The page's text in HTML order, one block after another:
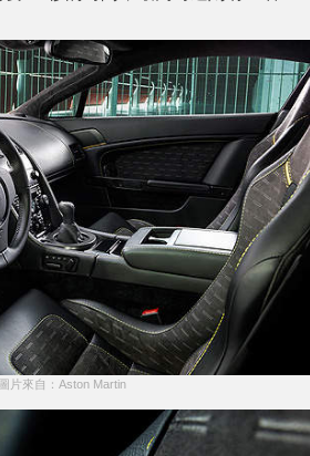
圖片來自：Aston Martin